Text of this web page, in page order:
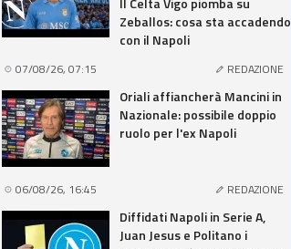
Zeballos: cosa sta accadendo
con il Napoli
07/08/26, 07:15 REDAZIONE
Oriali affiancherà Mancini in
Nazionale: possibile doppio
ruolo per l'ex Napoli
06/08/26, 16:45 REDAZIONE
Diffidati Napoli in Serie A,
Juan Jesus e Politano i